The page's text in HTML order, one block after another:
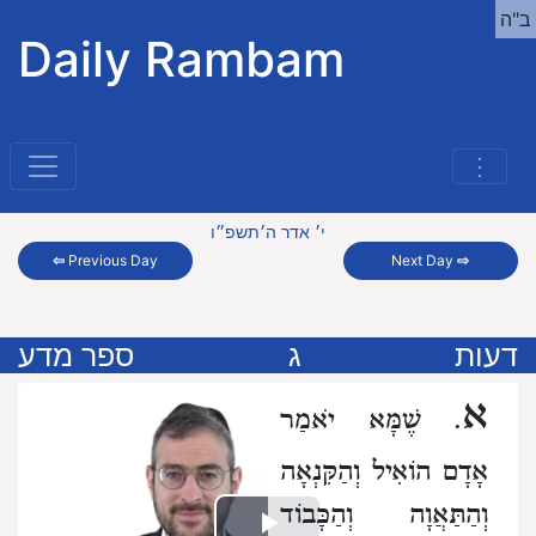
Daily Rambam
⋮
ב"ה
⇦ Previous Day
י׳ אדר ה׳תשפ״ו
Next Day⇨
דעות ג ספר מדע
א.שֶׁמָּא יֹאמַר
אָדָם הוֹאִיל וְהַקִּנְאָה
וְהַתַּאֲוָה וְהַכָּבוֹד